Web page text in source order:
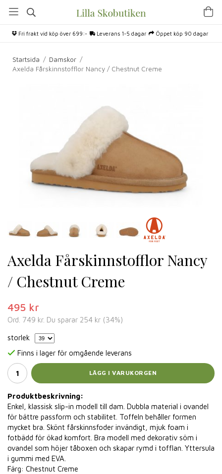
Fri frakt vid köp över 699:- Leverans 1-5 dagar Öppet köp 90 dagar
Startsida / Damskor /
Axelda Fårskinnstofflor Nancy / Chestnut Creme
Axelda Fårskinnstofflor Nancy
/ Chestnut Creme
495 kr
Ord. 749 kr. Du sparar 254 kr (34%)
storlek
Finns i lager för omgående leverans
LÄGG I VARUKORGEN
Produktbeskrivning:
Enkel, klassisk slip-in modell till dam. Dubbla material i ovandel
för bättre passform och stabilitet. Toffeln behåller formen
mycket bra. Skönt fårskinnsfoder invändigt, mjuk foam i
fotbädd för ökad komfort. Bra modell med dekorativ söm i
ovandel som höjer tåboxen och skapar rymd i tofflan. Yttersula
i gummi med EVA.
Färg: Chestnut Creme